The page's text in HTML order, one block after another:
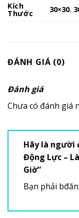
Kích
Thước 30×30,
ĐÁNH GIÁ (0)
Đánh giá
Chưa có đánh giá
Hãy là người
Động Lực –
Giờ”
Bạn phải